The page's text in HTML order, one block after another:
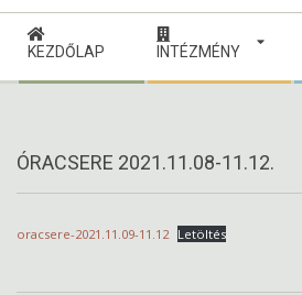
Secondary
Navigation
Menu
KEZDŐLAP INTÉZMÉNY
ÓRACSERE 2021.11.08-11.12.
oracsere-2021.11.09-11.12 Letöltés